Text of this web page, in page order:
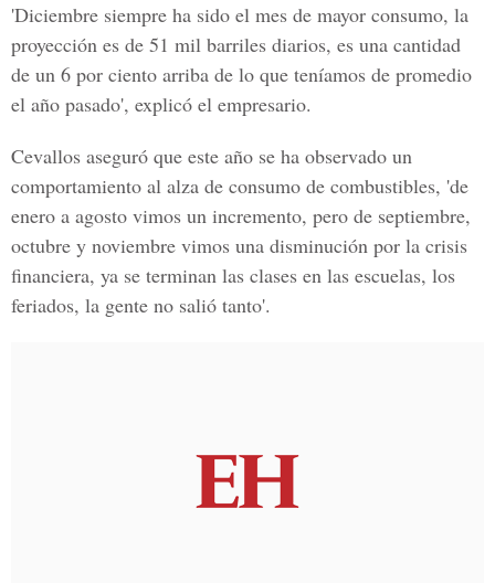
'Diciembre siempre ha sido el mes de mayor consumo, la
proyección es de 51 mil barriles diarios, es una cantidad
de un 6 por ciento arriba de lo que teníamos de promedio
el año pasado', explicó el empresario.
Cevallos aseguró que este año se ha observado un
comportamiento al alza de consumo de combustibles, 'de
enero a agosto vimos un incremento, pero de septiembre,
octubre y noviembre vimos una disminución por la crisis
financiera, ya se terminan las clases en las escuelas, los
feriados, la gente no salió tanto'.